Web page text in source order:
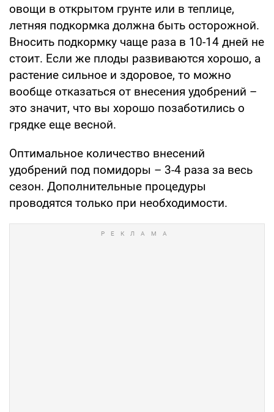
овощи в открытом грунте или в теплице,
летняя подкормка должна быть осторожной.
Вносить подкормку чаще раза в 10-14 дней не
стоит. Если же плоды развиваются хорошо, а
растение сильное и здоровое, то можно
вообще отказаться от внесения удобрений –
это значит, что вы хорошо позаботились о
грядке еще весной.
Оптимальное количество внесений
удобрений под помидоры – 3-4 раза за весь
сезон. Дополнительные процедуры
проводятся только при необходимости.